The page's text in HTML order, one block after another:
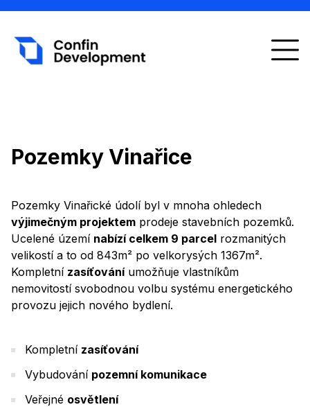
Projekty
FAQ
Kontakt
Pozemky Vinařice
Pozemky Vinařické údolí byl v mnoha ohledech
výjimečným projektem prodeje stavebních pozemků.
Ucelené území nabízí celkem 9 parcel rozmanitých
velikostí a to od 843m² po velkorysých 1367m².
Kompletní zasíťováníumožňuje vlastníkům
nemovitostí svobodnou volbu systému energetického
provozu jejich nového bydlení.
Kompletní zasíťování
Vybudování pozemní komunikace
Veřejné osvětlení